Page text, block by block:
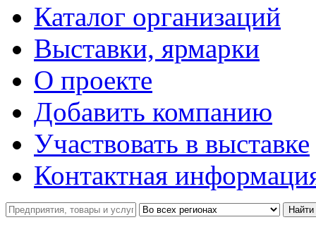
Каталог организаций
Выставки, ярмарки
О проекте
Добавить компанию
Участвовать в выставке
Контактная
Найти